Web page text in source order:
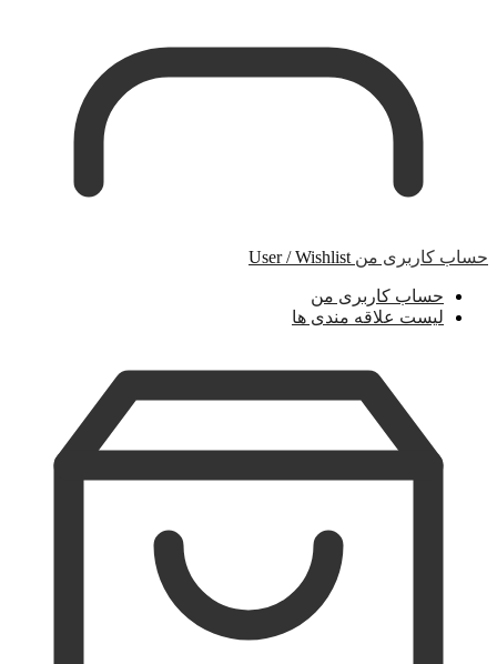
حساب کاربری من User / Wishlist
حساب کاربری من
لیست علاقه مندی ها